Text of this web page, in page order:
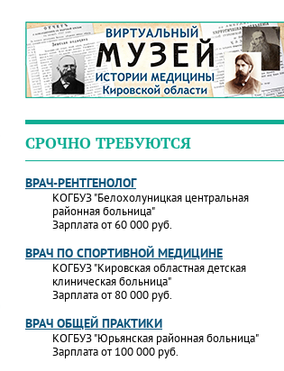
СРОЧНО ТРЕБУЮТСЯ
ВРАЧ-РЕНТГЕНОЛОГ
КОГБУЗ "Белохолуницкая центральная
районная больница"
Зарплата от 60 000 руб.
ВРАЧ ПО СПОРТИВНОЙ МЕДИЦИНЕ
КОГБУЗ "Кировская областная детская
клиническая больница"
Зарплата от 80 000 руб.
ВРАЧ ОБЩЕЙ ПРАКТИКИ
КОГБУЗ "Юрьянская районная больница"
Зарплата от 100 000 руб.